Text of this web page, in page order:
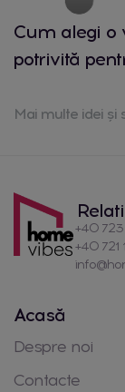
Cum alegi o
potrivită
Mai multe idei și
+40
+40 721
Acasă
Despre noi
Contacte